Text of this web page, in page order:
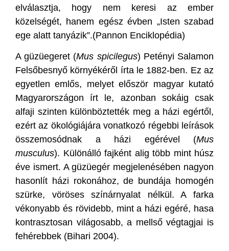
elválasztja, hogy nem keresi az ember
közelségét, hanem egész évben „Isten szabad
ege alatt tanyázik”.(Pannon Enciklopédia)
A güzüegeret (Mus spicilegus) Petényi Salamon
Felsőbesnyő környékéről írta le 1882-ben. Ez az
egyetlen emlős, melyet először magyar kutató
Magyarországon írt le, azonban sokáig csak
alfaji szinten különböztették meg a házi egértől,
ezért az ökológiájára vonatkozó régebbi leírások
összemosódnak a házi egérével (Mus
musculus). Különálló fajként alig több mint húsz
éve ismert. A güzüegér megjelenésében nagyon
hasonlít házi rokonához, de bundája homogén
szürke, vöröses színárnyalat nélkül. A farka
vékonyabb és rövidebb, mint a házi egéré, hasa
kontrasztosan világosabb, a mellső végtagjai is
fehérebbek (Bihari 2004).